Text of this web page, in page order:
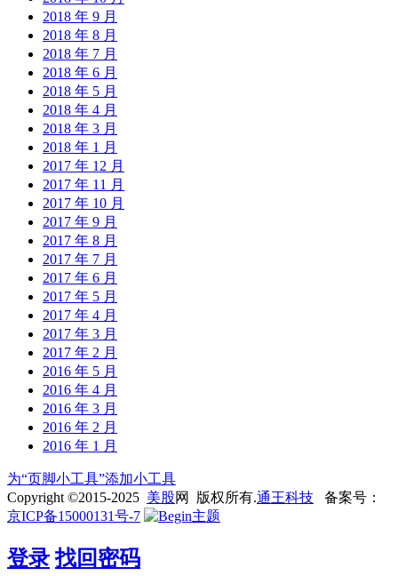
2018 年 9 月
2018 年 8 月
2018 年 7 月
2018 年 6 月
2018 年 5 月
2018 年 4 月
2018 年 3 月
2018 年 1 月
2017 年 12 月
2017 年 11 月
2017 年 10 月
2017 年 9 月
2017 年 8 月
2017 年 7 月
2017 年 6 月
2017 年 5 月
2017 年 4 月
2017 年 3 月
2017 年 2 月
2016 年 5 月
2016 年 4 月
2016 年 3 月
2016 年 2 月
2016 年 1 月
为“页脚小工具”添加小工具
Copyright ©2015-2025 美股网 版权所有.通王科技 备案号：
京ICP备15000131号-7
登录 找回密码